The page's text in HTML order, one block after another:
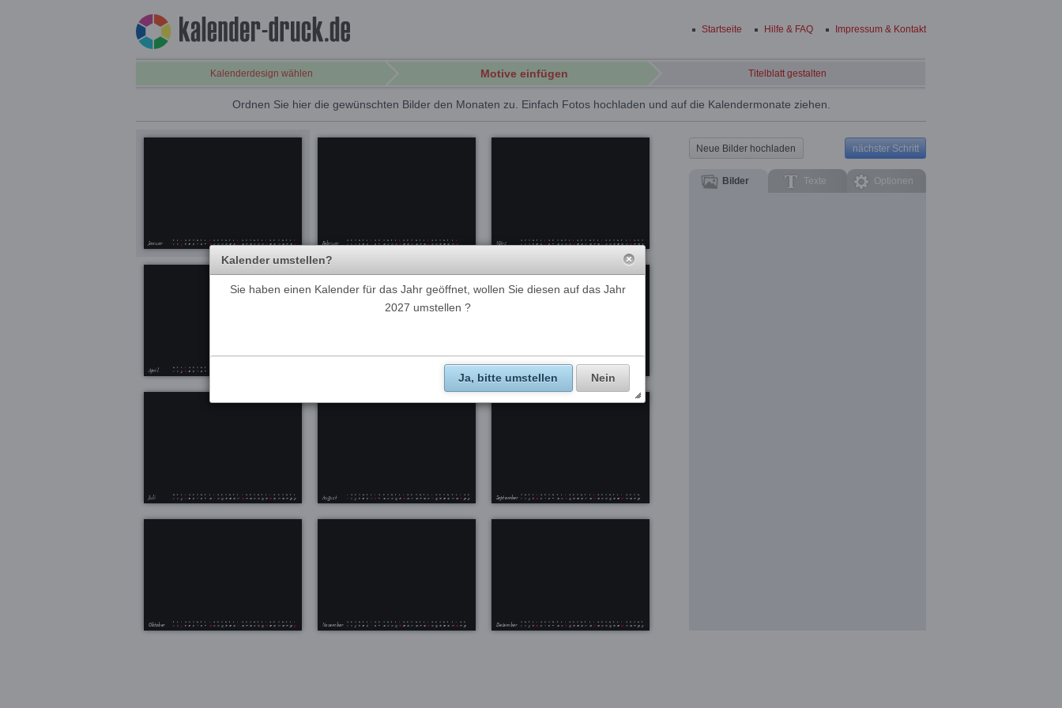
Startseite Hilfe & FAQ Impressum & Kontakt
Kalenderdesign wählen Motive einfügen Titelblatt gestalten
Ordnen Sie hier die gewünschten Bilder den Monaten zu. Einfach Fotos hochladen und auf die Kalendermonate ziehen.
Neue Bilder hochladen nächster Schritt
Bilder Texte Optionen
Kalender umstellen?
Sie haben einen Kalender für das Jahr geöffnet, wollen Sie diesen auf das Jahr
2027 umstellen ?
Ja, bitte umstellen Nein